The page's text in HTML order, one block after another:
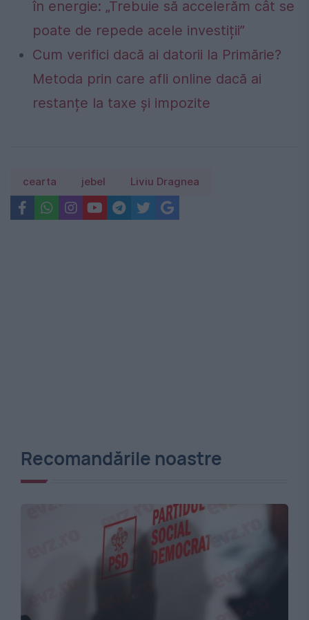
în energie: „Trebuie să accelerăm cât se
poate de repede acele investiții”
Cum verifici dacă ai datorii la Primărie?
Metoda prin care afli online dacă ai
restanțe la taxe și impozite
cearta jebel Liviu Dragnea
Recomandările noastre